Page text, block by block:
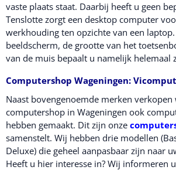
vaste plaats staat. Daarbij heeft u geen
Tenslotte zorgt een desktop computer
werkhouding ten opzichte van een
beeldscherm, de grootte van het
van de muis bepaalt u namelijk helemaal
Computershop Wageningen:
Naast bovengenoemde merken
computershop in Wageningen ook
hebben gemaakt. Dit zijn onze
samenstelt. Wij hebben drie modellen
Deluxe) die geheel aanpasbaar zijn naar
Heeft u hier interesse in? Wij informeren